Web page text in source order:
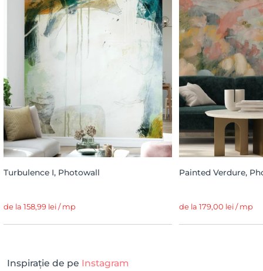
Turbulence I, Photowall
de la 158,99 lei / mp
Painted Verdure,
de la 179,00 lei / mp
Inspirație de pe Instagram